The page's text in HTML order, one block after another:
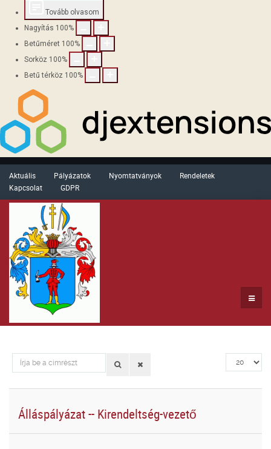
Tovább olvasom
Nagyítás 100%
Betűméret 100%
Sorköz 100%
Betű térköz 100%
Aktuális Pályázatok Nyomtatványok
Rendeletek
Kapcsolat
GDPR
Írja
be
Tételek
#
Álláspályázat -- Kirendeltség-vezető